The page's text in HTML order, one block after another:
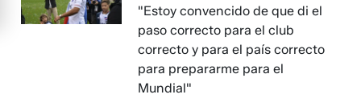
"Estoy convencido de que di el
paso correcto para el club
correcto y para el país correcto
para prepararme para el
Mundial"